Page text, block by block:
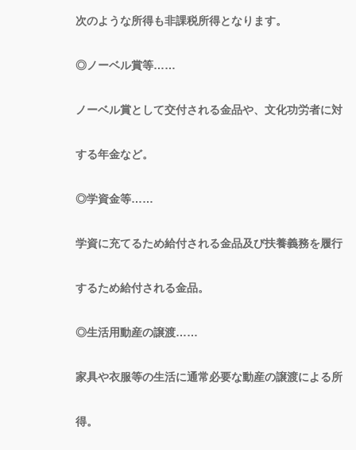
次のような所得も非課税所得となります。
◎ノーベル賞等……
ノーベル賞として交付される金品や、文化功労者に対
する年金など。
◎学資金等……
学資に充てるため給付される金品及び扶養義務を履行
するため給付される金品。
◎生活用動産の譲渡……
家具や衣服等の生活に通常必要な動産の譲渡による所
得。